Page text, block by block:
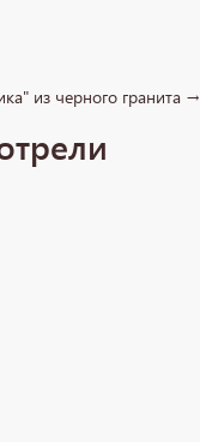
из черного гранита →